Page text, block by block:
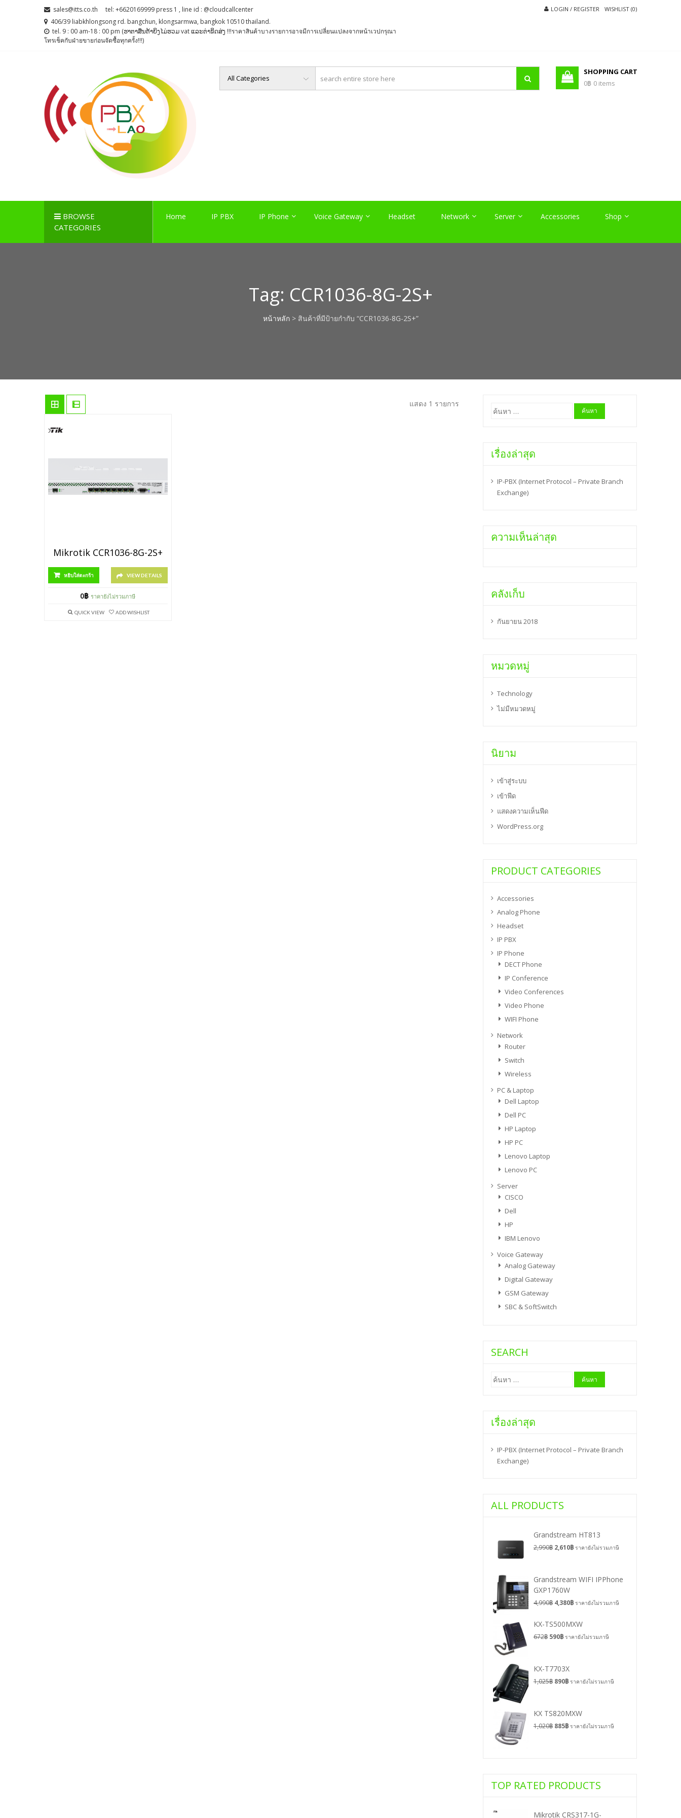
sales@itts.co.th
tel: +6620169999 press 1 , line id : @cloudcallcenter
406/39 liabkhlongsong rd. bangchun, klongsarmwa, bangkok 10510 thailand.
tel. 9 : 00 am-18 : 00 pm (ຮາຕາສຶນຕ້າຍິງໄມ່ຮວມ vat ແລະຕ່າຂິດສ່ງ !!!ราคาสินค้าบางรายการอาจมีการเปลี่ยนแปลงจากหน้าเวปกรุณา
โทรเช็คกับฝ่ายขายก่อนจัดซื้อทุกครั้ง!!!)
LOGIN / REGISTER WISHLIST (0)
SHOPPING CART
0฿ 0 items
BROWSE
CATEGORIES
Home IP PBX IP Phone Voice Gateway Headset Network Server Accessories Shop
Tag: CCR1036-8G-2S+
หน้าหลัก> สินค้าที่มีป้ายกำกับ “CCR1036-8G-2S+”
แสดง 1 รายการ
Mikrotik CCR1036-8G-2S+
หยิบใส่ตะกร้า VIEW DETAILS
0฿ ราคายังไม่รวมภาษี
QUICK VIEW ADD WISHLIST
ค้นหา
สำหรับ:
เรื่องล่าสุด
IP-PBX (Internet Protocol – Private Branch
Exchange)
ความเห็นล่าสุด
คลังเก็บ
กันยายน 2018
หมวดหมู่
Technology
ไม่มีหมวดหมู่
นิยาม
เข้าสู่ระบบ
เข้าฟีด
แสดงความเห็นฟีด
WordPress.org
PRODUCT CATEGORIES
Accessories
Analog Phone
Headset
IP PBX
IP Phone
DECT Phone
IP Conference
Video Conferences
Video Phone
WIFI Phone
Network
Router
Switch
Wireless
PC & Laptop
Dell Laptop
Dell PC
HP Laptop
HP PC
Lenovo Laptop
Lenovo PC
Server
CISCO
Dell
HP
IBM Lenovo
Voice Gateway
Analog Gateway
Digital Gateway
GSM Gateway
SBC & SoftSwitch
SEARCH
ค้นหา
สำหรับ:
เรื่องล่าสุด
IP-PBX (Internet Protocol – Private Branch
Exchange)
ALL PRODUCTS
Grandstream HT813
2,990฿ 2,610฿ ราคายังไม่รวมภาษี
Grandstream WIFI IPPhone
GXP1760W
4,990฿ 4,380฿ ราคายังไม่รวมภาษี
KX-TS500MXW
672฿ 590฿ ราคายังไม่รวมภาษี
KX-T7703X
1,025฿ 890฿ ราคายังไม่รวมภาษี
KX TS820MXW
1,020฿ 885฿ ราคายังไม่รวมภาษี
TOP RATED PRODUCTS
Mikrotik CRS317-1G-